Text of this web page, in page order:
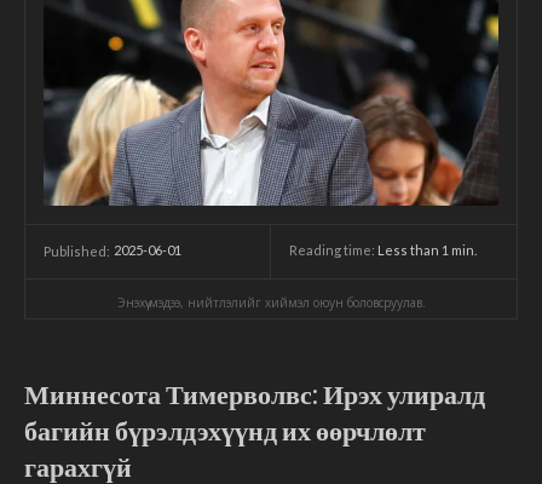
Published: 2025-06-01 Reading time: Less than 1 min.
Энэхүү мэдээ, нийтлэлийг хиймэл оюун боловсруулав.
Миннесота Тимерволвс: Ирэх улиралд
багийн бүрэлдэхүүнд их өөрчлөлт
гарахгүй